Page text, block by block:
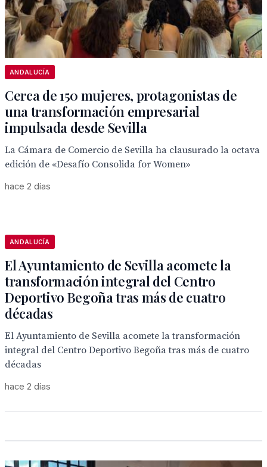
ANDALUCÍA
Cerca de 150 mujeres, protagonistas de
una transformación empresarial
impulsada desde Sevilla
La Cámara de Comercio de Sevilla ha clausurado la octava
edición de «Desafío Consolida for Women»
hace 2 días
ANDALUCÍA
El Ayuntamiento de Sevilla acomete la
transformación integral del Centro
Deportivo Begoña tras más de cuatro
décadas
El Ayuntamiento de Sevilla acomete la transformación
integral del Centro Deportivo Begoña tras más de cuatro
décadas
hace 2 días